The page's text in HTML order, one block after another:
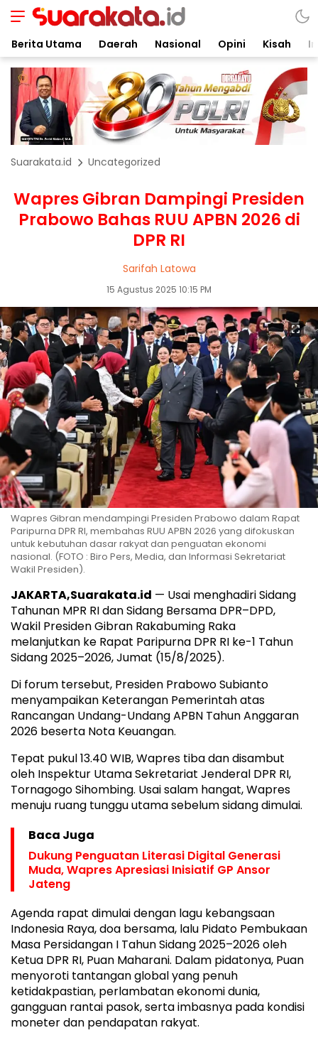
Berita Utama Daerah Nasional Opini Kisah
Suarakata.id Uncategorized
Wapres Gibran Dampingi Presiden
Prabowo Bahas RUU APBN 2026 di
DPR RI
Sarifah Latowa
15 Agustus 2025 10:15 PM
Wapres Gibran mendampingi Presiden Prabowo dalam Rapat
Paripurna DPR RI, membahas RUU APBN 2026 yang difokuskan
untuk kebutuhan dasar rakyat dan penguatan ekonomi
nasional. (FOTO : Biro Pers, Media, dan Informasi Sekretariat
Wakil Presiden).
JAKARTA,Suarakata.id — Usai menghadiri Sidang
Tahunan MPR RI dan Sidang Bersama DPR–DPD,
Wakil Presiden Gibran Rakabuming Raka
melanjutkan ke Rapat Paripurna DPR RI ke-1 Tahun
Sidang 2025–2026, Jumat (15/8/2025).
Di forum tersebut, Presiden Prabowo Subianto
menyampaikan Keterangan Pemerintah atas
Rancangan Undang-Undang APBN Tahun Anggaran
2026 beserta Nota Keuangan.
Tepat pukul 13.40 WIB, Wapres tiba dan disambut
oleh Inspektur Utama Sekretariat Jenderal DPR RI,
Tornagogo Sihombing. Usai salam hangat, Wapres
menuju ruang tunggu utama sebelum sidang dimulai.
Baca Juga
Dukung Penguatan Literasi Digital Generasi
Muda, Wapres Apresiasi Inisiatif GP Ansor
Jateng
Agenda rapat dimulai dengan lagu kebangsaan
Indonesia Raya, doa bersama, lalu Pidato Pembukaan
Masa Persidangan I Tahun Sidang 2025–2026 oleh
Ketua DPR RI, Puan Maharani. Dalam pidatonya, Puan
menyoroti tantangan global yang penuh
ketidakpastian, perlambatan ekonomi dunia,
gangguan rantai pasok, serta imbasnya pada kondisi
moneter dan pendapatan rakyat.